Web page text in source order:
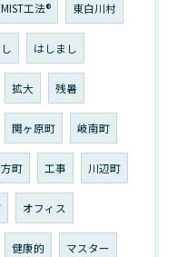
MIST工法®︎ 東白川村
はしまし
拡大 残暑
関ヶ原町 岐南町
町 工事 川辺町
オフィス
健康的 マスター